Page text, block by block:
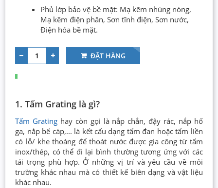
Phủ lớp bảo vệ bề mặt: Mạ kẽm nhúng nóng,
Mạ kẽm điện phân, Sơn tĩnh điện, Sơn nước,
Điện hóa bề mặt.
ĐẶT HÀNG
1. Tấm Grating là gì?
Tấm Grating hay còn gọi là nắp chắn, đậy rác, nắp hố
ga, nắp bể cáp,... là kết cấu dạng tấm đan hoặc tấm liền
có lỗ/ khe thoáng để thoát nước được gia công từ tấm
inox/thép, có thể đi lại bình thường tương ứng với các
tải trọng phù hợp. Ở những vị trí và yêu cầu về môi
trường khác nhau mà có thiết kế biên dạng và vật liệu
khác nhau.